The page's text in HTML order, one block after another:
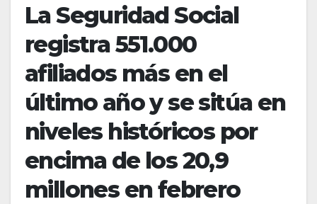
La Seguridad Social
registra 551.000
afiliados más en el
último año y se sitúa en
niveles históricos por
encima de los 20,9
millones en febrero